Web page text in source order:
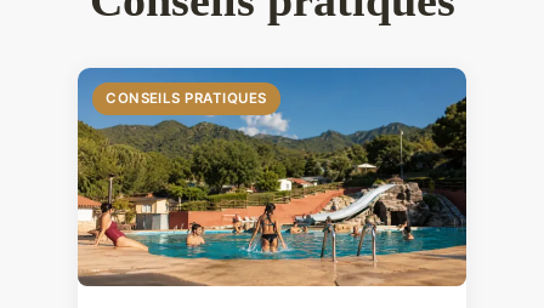
CONSEILS PRATIQUES